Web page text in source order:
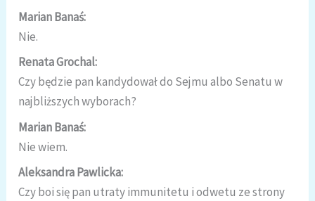
Marian Banaś:
Nie.
Renata Grochal:
Czy będzie pan kandydował do Sejmu albo Senatu w
najbliższych wyborach?
Marian Banaś:
Nie wiem.
Aleksandra Pawlicka:
Czy boi się pan utraty immunitetu i odwetu ze strony